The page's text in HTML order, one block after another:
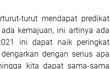
turut mendapat predikat
kemajuan, ini artinya ada
ini dapat naik peringkat
dengan serius apa
kita dapat sama-sama